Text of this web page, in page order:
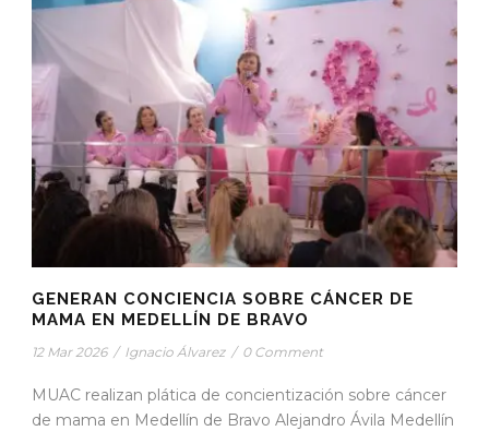
GENERAN CONCIENCIA SOBRE CÁNCER DE
MAMA EN MEDELLÍN DE BRAVO
12 Mar 2026 / Ignacio Álvarez / 0 Comment
MUAC realizan plática de concientización sobre cáncer
de mama en Medellín de Bravo Alejandro Ávila Medellín